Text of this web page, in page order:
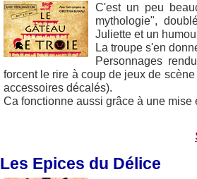
C'est un peu
mythologie",
Juliette et un
La troupe s'en
Personnages
forcent le rire à coup de jeux de
accessoires décalés).
Ca fonctionne aussi grâce à une
Les Epices du Délice